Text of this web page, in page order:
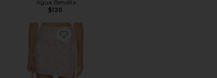
Agua Bendita
$120
Favorite MINI PAREO LUNA